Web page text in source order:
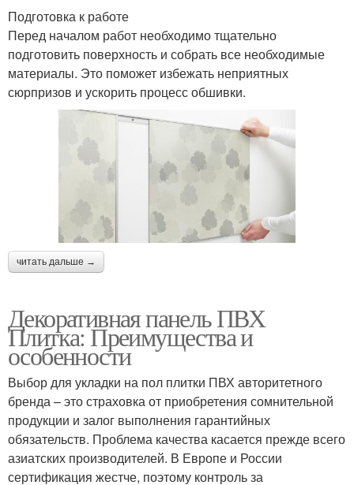
Подготовка к работе
Перед началом работ необходимо тщательно
подготовить поверхность и собрать все необходимые
материалы. Это поможет избежать неприятных
сюрпризов и ускорить процесс обшивки.
читать дальше →
Декоративная панель ПВХ
Плитка: Преимущества и
особенности
Выбор для укладки на пол плитки ПВХ авторитетного
бренда – это страховка от приобретения сомнительной
продукции и залог выполнения гарантийных
обязательств. Проблема качества касается прежде всего
азиатских производителей. В Европе и России
сертификация жестче, поэтому контроль за